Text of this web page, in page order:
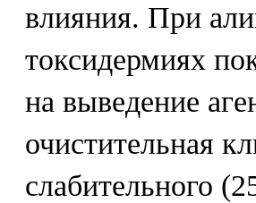
влияния. При
токсидермиях
на выведение
очистительная
слабительного